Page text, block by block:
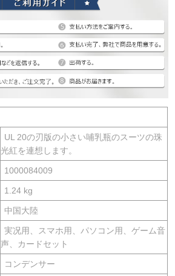
UL 20の刃版の小さい哺乳瓶のスーツの珠
光紅を連想します。
1000084009
1.24 kg
中国大陸
実况用、スマホ用、パソコン用、ゲーム音
声、カードセット
コンデンサー